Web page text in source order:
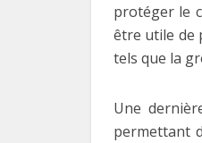
protéger le
être utile de
tels que la
Une
permettant